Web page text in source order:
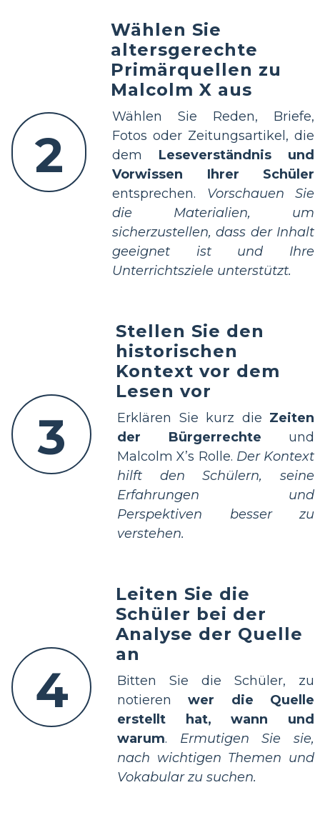
2
Wählen Sie
altersgerechte
Primärquellen zu
Malcolm X aus
Wählen Sie Reden, Briefe,
Fotos oder Zeitungsartikel, die
dem Leseverständnis und
Vorwissen Ihrer Schüler
entsprechen. Vorschauen Sie
die Materialien, um
sicherzustellen, dass der Inhalt
geeignet ist und Ihre
Unterrichtsziele unterstützt.
3
Stellen Sie den
historischen
Kontext vor dem
Lesen vor
Erklären Sie kurz die Zeiten
der Bürgerrechte und
Malcolm X’s Rolle. Der Kontext
hilft den Schülern, seine
Erfahrungen und
Perspektiven besser zu
verstehen.
4
Leiten Sie die
Schüler bei der
Analyse der Quelle
an
Bitten Sie die Schüler, zu
notierenwer die Quelle
erstellt hat, wann und
warum. Ermutigen Sie sie,
nach wichtigen Themen und
Vokabular zu suchen.